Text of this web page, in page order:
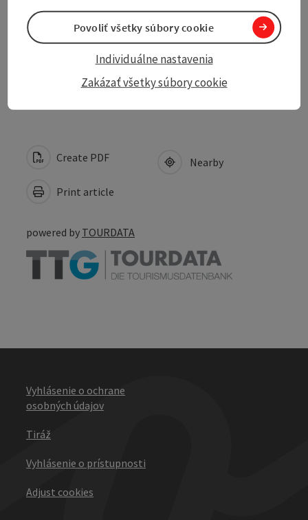
Accessibility
Create PDF
Print article
Nearby
powered by TOURDATA
Vyhlásenie o ochrane
osobných údajov
Tiráž
Vyhlásenie o prístupnosti
Adjust cookies
Zakázať všetky súbory cookie
Individuálne nastavenia
Povoliť všetky súbory cookie